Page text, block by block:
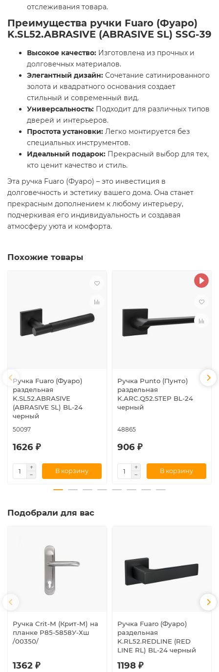
отслеживания товара.
Преимущества ручки Fuaro (Фуаро)
K.SL52.ABRASIVE (ABRASIVE SL) SSG-39
Высокое качество: Изготовлена из прочных и
долговечных материалов.
Элегантный дизайн: Сочетание сатинированного
золота и квадратного основания создает
стильный и современный вид.
Универсальность: Подходит для различных типов
дверей и интерьеров.
Простота установки: Легко монтируется без
специальных инструментов.
Идеальный подарок: Прекрасный выбор для тех,
кто ценит качество и стиль.
Эта ручка Fuaro (Фуаро) – это инвестиция в
долговечность и эстетику вашего дома. Она станет
прекрасным дополнением к любому интерьеру,
подчеркивая его индивидуальность и создавая
атмосферу уюта и комфорта.
Похожие товары
Ручка Fuaro (Фуаро)
раздельная
K.SL52.ABRASIVE
(ABRASIVE SL) BL-24
черный
50097
1626 ₽
В корзину
Ручка Punto (Пунто)
раздельная
K.ARC.Q52.STEP BL-24
черный
48865
906 ₽
В корзину
Подобрали для вас
Ручка Crit-M (Крит-М) на
планке Р85-5858У-Хш
/00350/
1362 ₽
Ручка Fuaro (Фуаро)
раздельная
K.RL52.REDLINE (RED
LINE RL) BL-24 черный
1198 ₽